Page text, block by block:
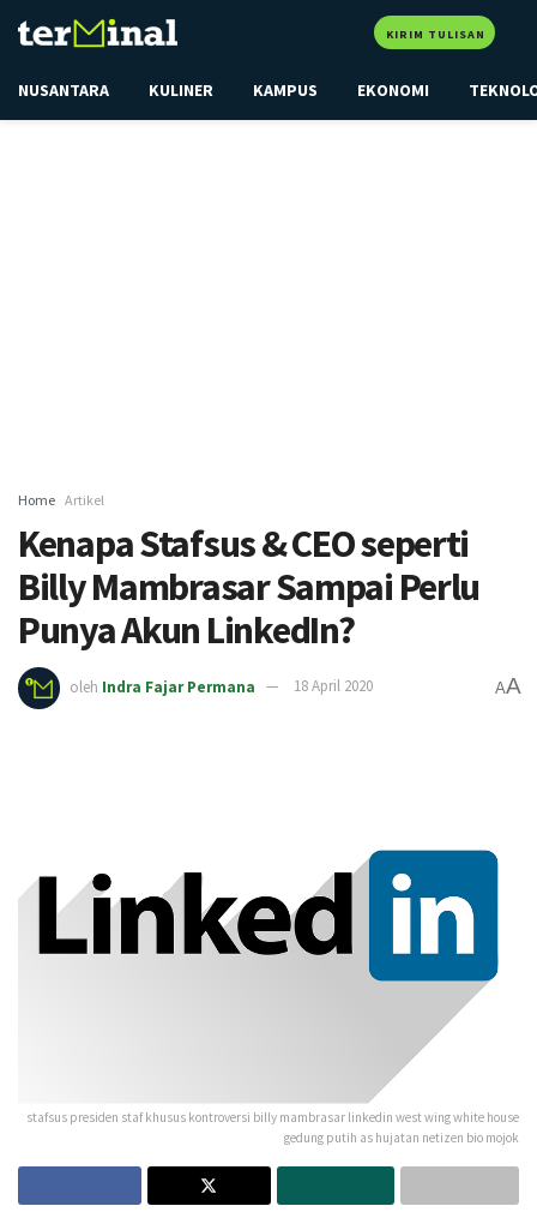
KIRIM TULISAN
NUSANTARA KULINER KAMPUS EKONOMI
Home Artikel
Kenapa Stafsus & CEO seperti
Billy Mambrasar Sampai Perlu
Punya Akun LinkedIn?
oleh Indra Fajar Permana 18 April 2020 AA
stafsus presiden staf khusus kontroversi billy mambrasar linkedin west wing white house
gedung putih as hujatan netizen bio mojok